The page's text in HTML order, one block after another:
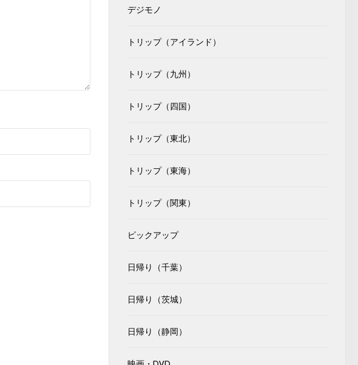
デジモノ
トリップ（アイランド）
トリップ（九州）
トリップ（四国）
トリップ（東北）
トリップ（東海）
トリップ（関東）
ピックアップ
日帰り（千葉）
日帰り（茨城）
日帰り（静岡）